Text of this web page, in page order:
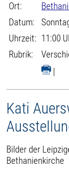
Ort:
Datum:
Uhrzeit: 11:00
Rubrik:
|
Kati
Bilder der
Bethanienkirche